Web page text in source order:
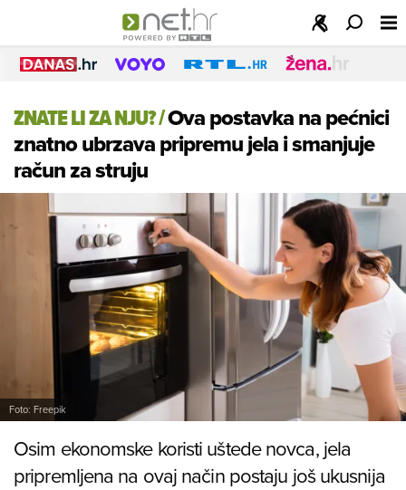
ZNATE LI ZA NJU?/Ova postavka na pećnici
znatno ubrzava pripremu jela i smanjuje
račun za struju
Foto: Freepik
Osim ekonomske koristi uštede novca, jela
pripremljena na ovaj način postaju još ukusnija